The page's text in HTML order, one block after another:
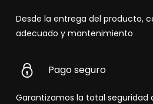
Desde la entrega del producto,
adecuado y mantenimiento
Pago seguro
Garantizamos la total seguridad